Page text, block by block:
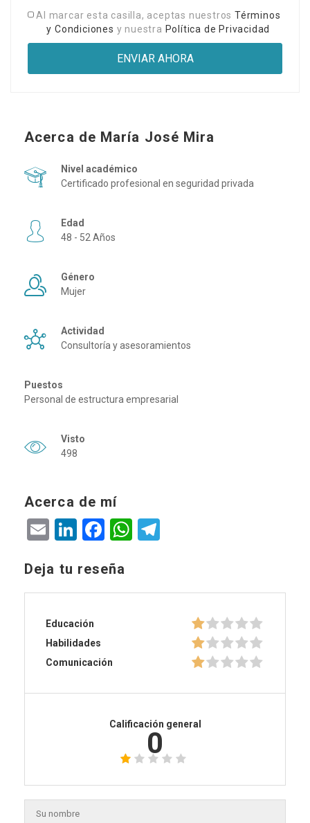
Al marcar esta casilla, aceptas nuestros Términos
y Condiciones y nuestra Política de Privacidad
Acerca de María José Mira
Nivel académico
Certificado profesional en seguridad privada
Edad
48 - 52 Años
Género
Mujer
Actividad
Consultoría y asesoramientos
Puestos
Personal de estructura empresarial
Visto
498
Acerca de mí
EmailLinkedIn
Facebook
WhatsApp
Deja tu reseña
Educación
Habilidades
Comunicación
Calificación general
0